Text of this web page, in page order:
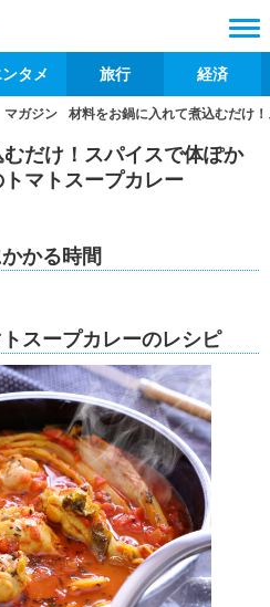
タメ 旅行 経済
マガジン 材料をお鍋に入れて煮込むだけ
だけ！スパイスで体ぽか
マトスープカレー
かる時間
スープカレーのレシピ